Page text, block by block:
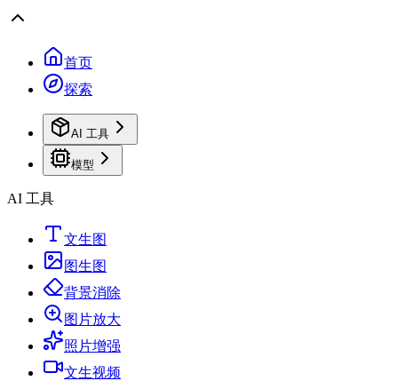
首页
探索
AI 工具
模型
AI 工具
文生图
图生图
背景消除
图片放大
照片增强
文生视频